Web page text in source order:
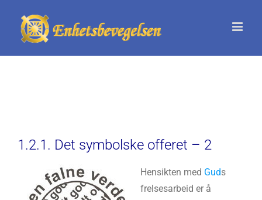
content
1.2.1. Det symbolske offeret – 2
Hensikten med Guds
frelsesarbeid er å